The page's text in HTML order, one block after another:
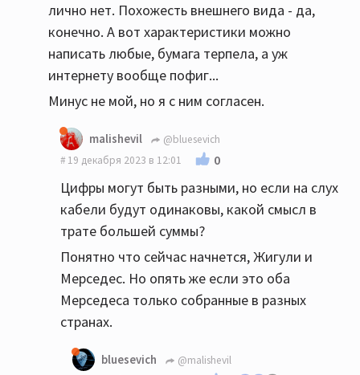
лично нет. Похожесть внешнего вида - да,
конечно. А вот характеристики можно
написать любые, бумага терпела, а уж
интернету вообще пофиг...
Минус не мой, но я с ним согласен.
malishevil
@bluesevich
19 декабря 2023 в 12:01
0
Цифры могут быть разными, но если на слух
кабели будут одинаковы, какой смысл в
трате большей суммы?
Понятно что сейчас начнется, Жигули и
Мерседес. Но опять же если это оба
Мерседеса только собранные в разных
странах.
bluesevich
@malishevil